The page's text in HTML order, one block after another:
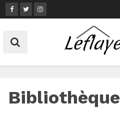
Skip
to
Bibliothèque